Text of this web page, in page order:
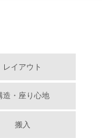
レイアウト
造・座り心地
搬入